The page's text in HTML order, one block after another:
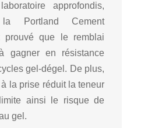
approfondis,
Portland Cement
prouvé que le remblai
gagner en résistance
gel-dégel. De plus,
à la prise réduit la teneur
ainsi le risque de
gel.